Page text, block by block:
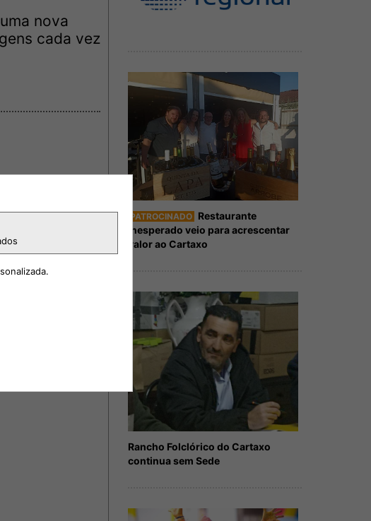
nova
cada vez
PATROCINADO Restaurante
Inesperado veio para acrescentar
valor ao Cartaxo
Rancho Folclórico do Cartaxo
continua sem Sede